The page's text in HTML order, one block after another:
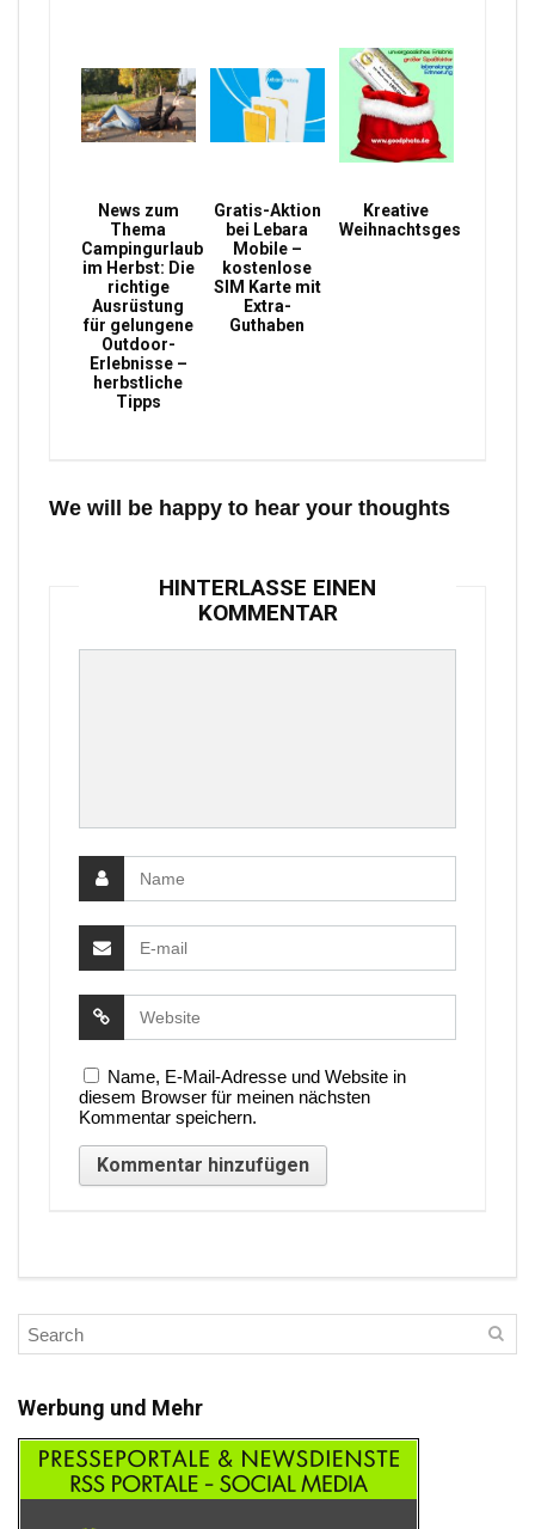
News zum
Thema
Campingurlaub
im Herbst: Die
richtige
Ausrüstung
für gelungene
Outdoor-
Erlebnisse –
herbstliche
Tipps
Gratis-Aktion
bei Lebara
Mobile –
kostenlose
SIM Karte mit
Extra-
Guthaben
Kreative
Weihnachtsgeschenke
We will be happy to hear your thoughts
HINTERLASSE EINEN
KOMMENTAR
Name, E-Mail-Adresse und Website in
diesem Browser für meinen nächsten
Kommentar speichern.
Werbung und Mehr